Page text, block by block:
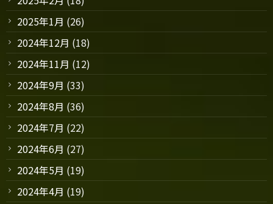
2025年1月 (26)
2024年12月 (18)
2024年11月 (12)
2024年9月 (33)
2024年8月 (36)
2024年7月 (22)
2024年6月 (27)
2024年5月 (19)
2024年4月 (19)